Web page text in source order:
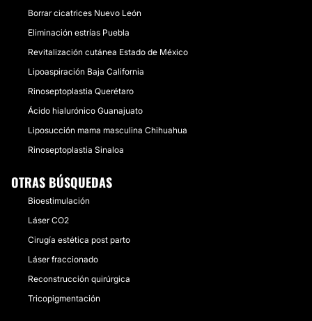
Borrar cicatrices Nuevo León
Eliminación estrías Puebla
Revitalización cutánea Estado de México
Lipoaspiración Baja California
Rinoseptoplastia Querétaro
Ácido hialurónico Guanajuato
Liposucción mama masculina Chihuahua
Rinoseptoplastia Sinaloa
OTRAS BÚSQUEDAS
Bioestimulación
Láser CO2
Cirugía estética post parto
Láser fraccionado
Reconstrucción quirúrgica
Tricopigmentación